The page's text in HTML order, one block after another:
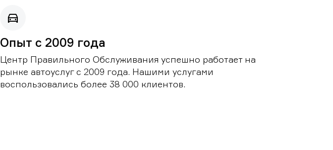
Опыт с 2009 года
Центр Правильного Обслуживания успешно работает на
рынке автоуслуг с 2009 года. Нашими услугами
воспользовались более 38 000 клиентов.